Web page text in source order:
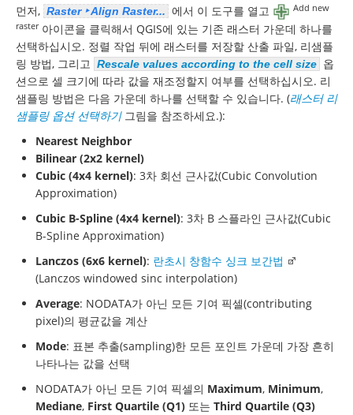
먼저, Raster ‣ Align Raster... 에서 이 도구를 열고
Add new
raster아이콘을 클릭해서 QGIS에 있는 기존 래스터 가운데 하나를
선택하십시오. 정렬 작업 뒤에 래스터를 저장할 산출 파일, 리샘플
링 방법, 그리고 Rescale values according to the cell size 옵
션으로 셀 크기에 따라 값을 재조정할지 여부를 선택하십시오. 리
샘플링 방법은 다음 가운데 하나를 선택할 수 있습니다. (래스터 리
샘플링 옵션 선택하기그림을 참조하세요.):
Nearest Neighbor
Bilinear (2x2 kernel)
Cubic (4x4 kernel): 3차 회선 근사값(Cubic Convolution
Approximation)
Cubic B-Spline (4x4 kernel): 3차 B 스플라인 근사값(Cubic
B-Spline Approximation)
Lanczos (6x6 kernel): 란초시 창함수 싱크 보간법
(Lanczos windowed sinc interpolation)
Average: NODATA가 아닌 모든 기여 픽셀(contributing
pixel)의 평균값을 계산
Mode: 표본 추출(sampling)한 모든 포인트 가운데 가장 흔히
나타나는 값을 선택
NODATA가 아닌 모든 기여 픽셀의 Maximum, Minimum,
Mediane, First Quartile (Q1) 또는 Third Quartile (Q3)